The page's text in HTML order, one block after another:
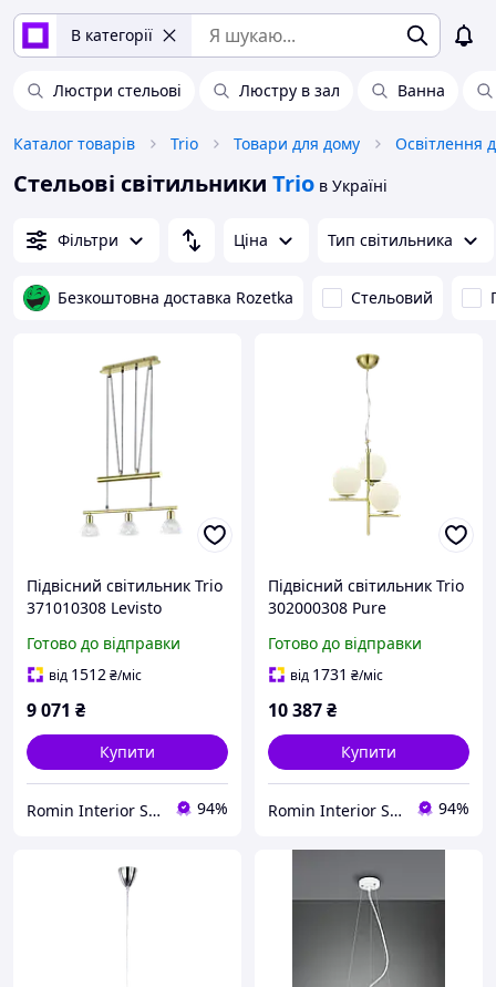
В категорії
Люстри стельові Люстру в зал Ванна
Каталог товарів Trio Товари для дому Освітлення
Стельові світильники Trio в Україні
Фільтри Ціна Тип світильника
Безкоштовна доставка Rozetka Стельовий
Підвісний світильник Trio
371010308 Levisto
Готово до відправки
від 1512₴/міс
9 071 ₴
Купити
Romin Interior Store 94%
Підвісний світильник Trio
302000308 Pure
Готово до відправки
від 1731 ₴/міс
10 387₴
Купити
Romin Interior Store 94%